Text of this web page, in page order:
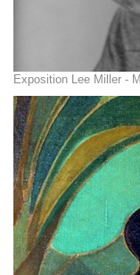
Exposition Lee Miller -